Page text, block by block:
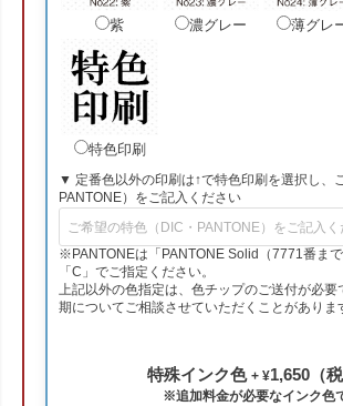
紫 濃グレー 薄グレ
特色印刷
▼ 定番色以外の印刷は↑で特色印刷を選択し、
PANTONE）をご記入ください
※PANTONEは「PANTONE Solid（7771番ま
「C」でご指定ください。
上記以外の色指定は、色チップのご送付が必要
期についてご相談させていただくことがありま
特殊インク色 + ¥1,650（税
※追加料金が必要なインク色